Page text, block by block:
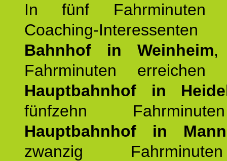
In fünf Fahrminuten
Coaching-
Bahnhof in Weinheim,
Fahrminuten
Hauptbahnhof in
fünfzehn
Hauptbahnhof in
zwanzig